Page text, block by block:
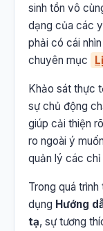
sinh tồn vô
dạng của các
phải có cái
chuyên mục
Khảo sát thực
sự chủ động
giúp cải thiện
ro ngoài ý
quản lý các
Trong quá
dụng Hướng
tạ, sự tương